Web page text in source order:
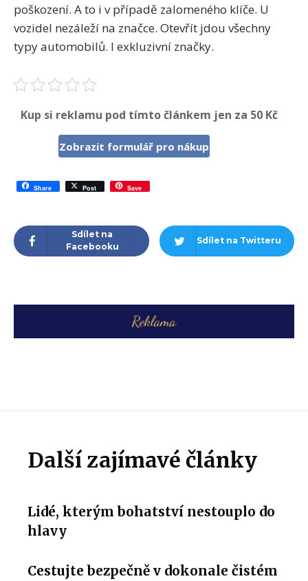
poškození. A to i v případě zalomeného klíče. U
vozidel nezáleží na značce. Otevřít jdou všechny
typy automobilů. I exkluzivní značky.
Kup si reklamu pod tímto článkem jen za 50 Kč
Zobrazit formulář pro nákup
Share Post Save
Sdílet na
Facebooku
Sdílet na Twitteru
Další zajímavé články
Lidé, kterým bohatství nestouplo do
hlavy
Cestujte bezpečně v dokonale čistém